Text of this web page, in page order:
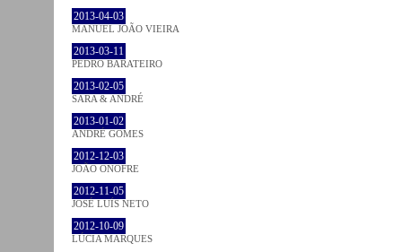
2013-04-03
MANUEL JOÃO VIEIRA
2013-03-11
PEDRO BARATEIRO
2013-02-05
SARA & ANDRÉ
2013-01-02
ANDRÉ GOMES
2012-12-03
JOÃO ONOFRE
2012-11-05
JOSÉ LUÍS NETO
2012-10-09
LÚCIA MARQUES